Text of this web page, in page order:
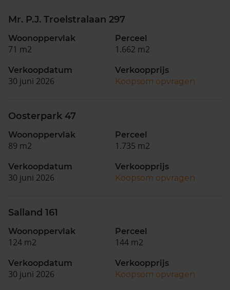
Mr. P.J. Troelstralaan 297
Woonoppervlak
71 m2
Perceel
1.662 m2
Verkoopdatum
30 juni 2026
Verkoopprijs
Koopsom opvragen
Oosterpark 47
Woonoppervlak
89 m2
Perceel
1.735 m2
Verkoopdatum
30 juni 2026
Verkoopprijs
Koopsom opvragen
Salland 161
Woonoppervlak
124 m2
Perceel
144 m2
Verkoopdatum
30 juni 2026
Verkoopprijs
Koopsom opvragen